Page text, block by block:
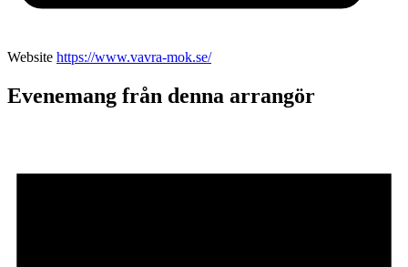
Website https://www.vavra-mok.se/
Evenemang från denna arrangör